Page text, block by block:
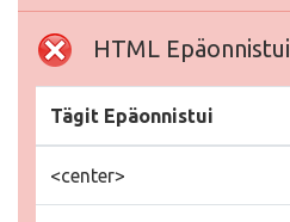
HTML Epäonnistui
Tägit Epäonnistui
<center>